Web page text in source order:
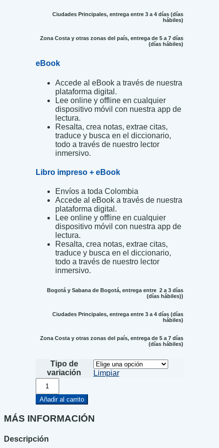
Ciudades Principales, entrega entre 3 a 4 días (días
hábiles)
Zona Costa y otras zonas del país, entrega de 5 a 7 días
(días hábiles)
eBook
Accede al eBook a través de nuestra
plataforma digital.
Lee online y offline en cualquier
dispositivo móvil con nuestra app de
lectura.
Resalta, crea notas, extrae citas,
traduce y busca en el diccionario,
todo a través de nuestro lector
inmersivo.
Libro impreso + eBook
Envíos a toda Colombia
Accede al eBook a través de nuestra
plataforma digital.
Lee online y offline en cualquier
dispositivo móvil con nuestra app de
lectura.
Resalta, crea notas, extrae citas,
traduce y busca en el diccionario,
todo a través de nuestro lector
inmersivo.
Bogotá y Sabana de Bogotá, entrega entre 2 a 3 días
(días hábiles))
Ciudades Principales, entrega entre 3 a 4 días (días
hábiles)
Zona Costa y otras zonas del país, entrega de 5 a 7 días
(días hábiles)
Tipo de
variación
Limpiar
Mensajero
de
6
Metempsicosis
cantidad
Añadir al carrito
MÁS INFORMACIÓN
Descripción